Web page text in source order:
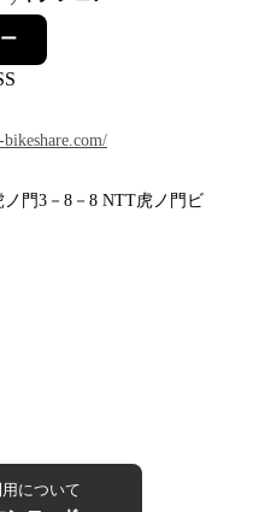
門3－8－8 NTT虎ノ門ビ
について